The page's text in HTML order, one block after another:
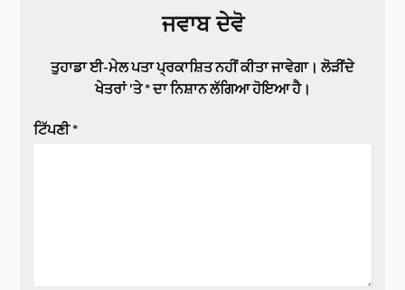
ਜਵਾਬ ਦੇਵੋ
ਤੁਹਾਡਾ ਈ-ਮੇਲ ਪਤਾ ਪ੍ਰਕਾਸ਼ਿਤ ਨਹੀਂ ਕੀਤਾ ਜਾਵੇਗਾ। ਲੋੜੀਂਦੇ
ਖੇਤਰਾਂ 'ਤੇ*ਦਾ ਨਿਸ਼ਾਨ ਲੱਗਿਆ ਹੋਇਆ ਹੈ।
ਟਿੱਪਣੀ*